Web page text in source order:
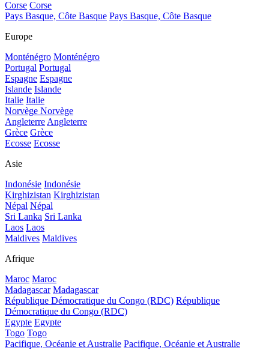
Corse Corse
Pays Basque, Côte Basque Pays Basque, Côte Basque
Europe
Monténégro Monténégro
Portugal Portugal
Espagne Espagne
Islande Islande
Italie Italie
Norvège Norvège
AngleterreAngleterre
Grèce Grèce
Ecosse Ecosse
Asie
Indonésie Indonésie
Kirghizistan Kirghizistan
Népal Népal
Sri Lanka Sri Lanka
Laos Laos
Maldives Maldives
Afrique
Maroc Maroc
Madagascar Madagascar
République Démocratique du Congo (RDC) République
Démocratique du Congo (RDC)
Egypte Egypte
Togo Togo
Pacifique, Océanie et Australie Pacifique, Océanie et Australie